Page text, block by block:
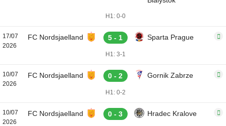
H1: 0-0
17/07
2026
FC Nordsjaelland 5 - 1 Sparta Prague
H1: 3-1
10/07
2026
FC Nordsjaelland 0 - 2 Gornik Zabrze
H1: 0-2
10/07
2026
FC Nordsjaelland 0 - 3 Hradec Kralove